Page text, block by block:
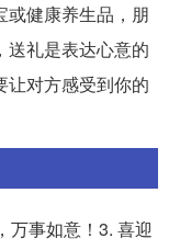
或健康养生品，朋
送礼是表达心意的
让对方感受到你的
万事如意！3. 喜迎